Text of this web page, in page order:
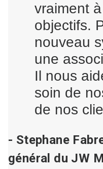
vraiment
objectifs.
nouveau
une
Il nous
soin de
de nos
- Stephane
général du JW